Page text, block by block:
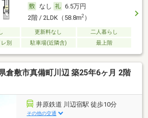
なし
6.5万円
2階 / 2LDK（58.8m2）
更新料なし
二人暮らし
別
駐車場(近隣含) 最上階
倉敷市真備町川辺 築25年6ヶ月 2階
井原鉄道 川辺宿駅 徒歩10分
その他の交通